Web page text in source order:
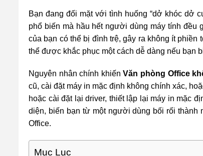
Bạn đang đối mặt với tình huống “dở khóc dở
phổ biến mà hầu hết người dùng máy tính đều
của bạn có thể bị đình trệ, gây ra không ít
thể được khắc phục một cách dễ dàng nếu bạn
Nguyên nhân chính khiếnVăn phòng Office
cũ, cài đặt máy in mặc định không chính xác,
hoặc cài đặt lại driver, thiết lập lại máy in mặc
diện, biến bạn từ một người dùng bối rối thành
Office.
Mục Lục